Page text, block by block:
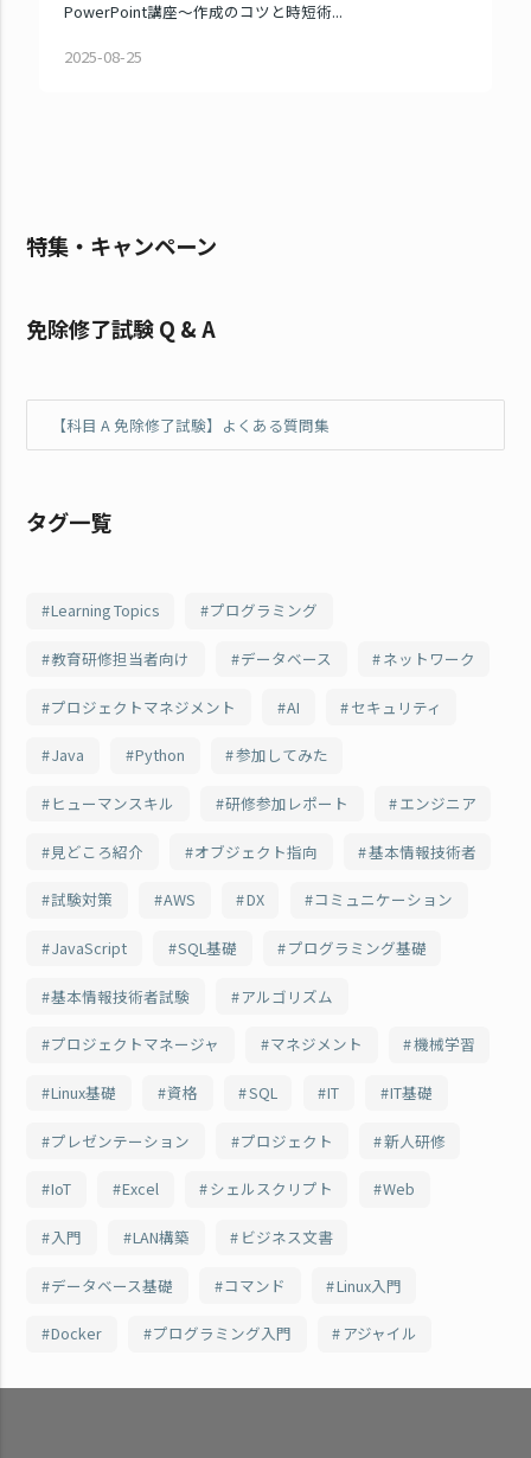
PowerPoint講座～作成のコツと時短術...
2025-08-25
特集・キャンペーン
免除修了試験 Q & A
【科目 A 免除修了試験】よくある質問集
タグ一覧
Learning Topics プログラミング
教育研修担当者向け データベース ネットワーク
プロジェクトマネジメント AI セキュリティ
Java Python 参加してみた
ヒューマンスキル 研修参加レポート エンジニア
見どころ紹介 オブジェクト指向 基本情報技術者
試験対策 AWS DX コミュニケーション
JavaScript SQL基礎 プログラミング基礎
基本情報技術者試験 アルゴリズム
プロジェクトマネージャ マネジメント 機械学習
Linux基礎 資格 SQL IT IT基礎
プレゼンテーション プロジェクト 新人研修
IoT Excel シェルスクリプト Web
入門 LAN構築 ビジネス文書
データベース基礎 コマンド Linux入門
Docker プログラミング入門 アジャイル